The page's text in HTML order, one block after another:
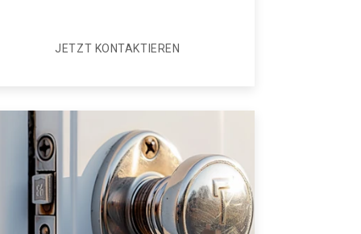
JETZT KONTAKTIEREN